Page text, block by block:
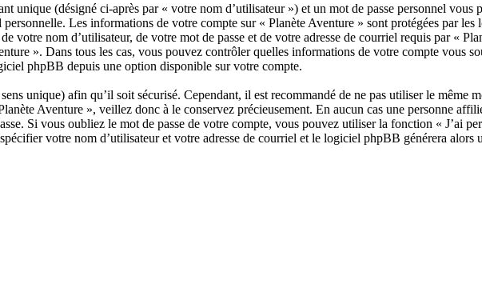
unique (désigné ci-après par « votre nom d’utilisateur ») et un mot de passe personnel vous
Les informations de votre compte sur « Planète Aventure » sont protégées par
votre nom d’utilisateur, de votre mot de passe et de votre adresse de courriel requis par «
». Dans tous les cas, vous pouvez contrôler quelles informations de votre compte vous
phpBB depuis une option disponible sur votre compte.
unique) afin qu’il soit sécurisé. Cependant, il est recommandé de ne pas utiliser le même
Aventure », veillez donc à le conservez précieusement. En aucun cas une personne
Si vous oubliez le mot de passe de votre compte, vous pouvez utiliser la fonction « J’ai
votre nom d’utilisateur et votre adresse de courriel et le logiciel phpBB générera alors